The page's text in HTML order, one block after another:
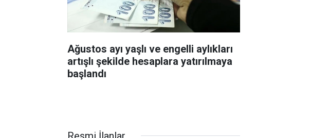
Ağustos ayı yaşlı ve engelli aylıkları
artışlı şekilde hesaplara yatırılmaya
başlandı